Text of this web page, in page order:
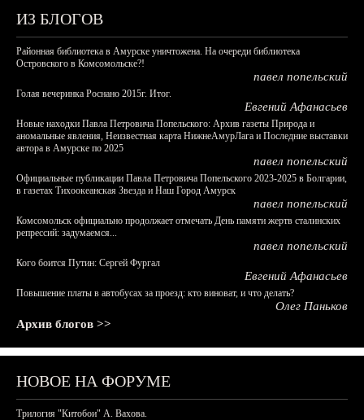
ИЗ БЛОГОВ
Районная библиотека в Амурске уничтожена. На очереди библиотека
Островского в Комсомольске?!
павел попельский
Голая вечеринка Роснано 2015г. Итог.
Евгений Афанасьев
Новые находки Павла Петровича Попельского: Архив газеты Природа и
аномальные явления, Неизвестная карта НижнеАмурЛага и Последние выставки
автора в Амурске по 2025
павел попельский
Официальные публикации Павла Петровича Попельского 2023-2025 в Болгарии,
в газетах Тихоокеанская Звезда и Наш Город Амурск
павел попельский
Комсомольск официально продолжает отмечать День памяти жертв сталинских
репрессий: задумаемся...
павел попельский
Кого боится Путин: Сергей Фургал
Евгений Афанасьев
Повышение платы в автобусах за проезд: кто виноват, и что делать?
Олег Паньков
Архив блогов >>
НОВОЕ НА ФОРУМЕ
Трилогия "Китобои" А. Вахова.